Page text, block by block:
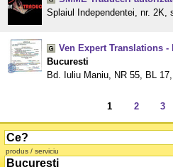
Splaiul Independentei, nr.
Ven Expert Translations
Bucuresti
Bd. Iuliu Maniu, NR 55, BL
1 2 3
produs / serviciu